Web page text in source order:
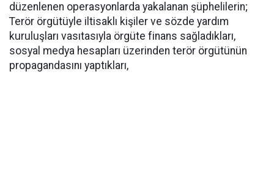
düzenlenen operasyonlarda yakalanan şüphelilerin;
Terör örgütüyle iltisaklı kişiler ve sözde yardım
kuruluşları vasıtasıyla örgüte finans sağladıkları,
sosyal medya hesapları üzerinden terör örgütünün
propagandasını yaptıkları,